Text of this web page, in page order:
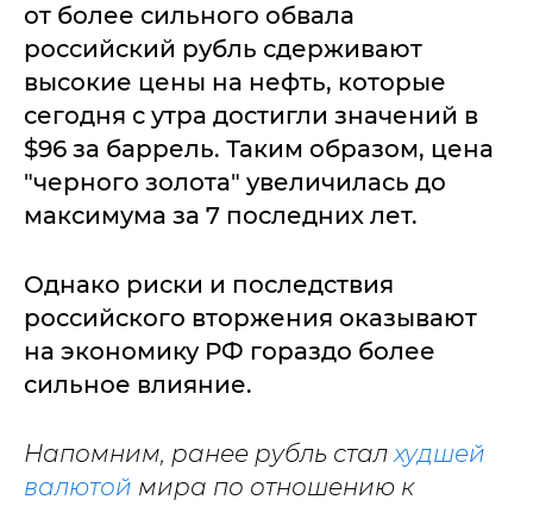
от более сильного обвала
российский рубль сдерживают
высокие цены на нефть, которые
сегодня с утра достигли значений в
$96 за баррель. Таким образом, цена
"черного золота" увеличилась до
максимума за 7 последних лет.
Однако риски и последствия
российского вторжения оказывают
на экономику РФ гораздо более
сильное влияние.
Напомним, ранее рубль сталхудшей
валютой мира по отношению к